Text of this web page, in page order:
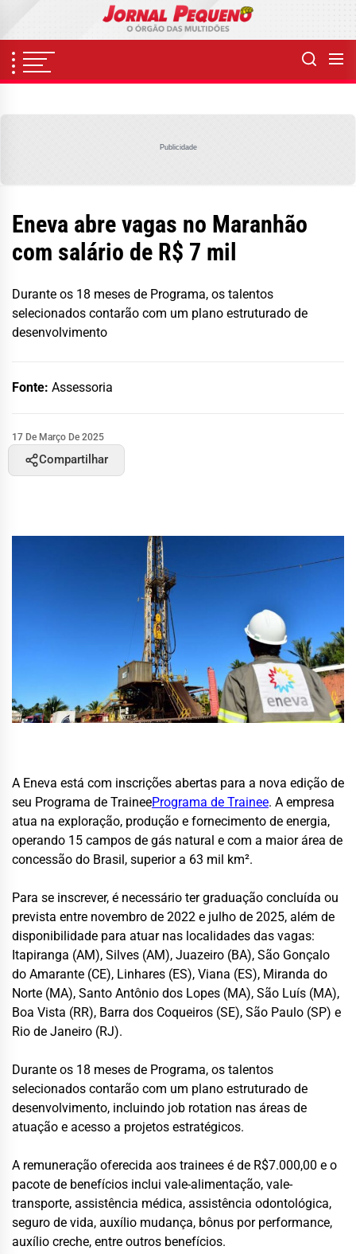
content
Publicidade
Eneva abre vagas no Maranhão
com salário de R$ 7 mil
Durante os 18 meses de Programa, os talentos
selecionados contarão com um plano estruturado de
desenvolvimento
Fonte: Assessoria
17 De Março De 2025
Compartilhar
A Eneva está com inscrições abertas para a nova edição de
seu Programa de TraineePrograma de Trainee. A empresa
atua na exploração, produção e fornecimento de energia,
operando 15 campos de gás natural e com a maior área de
concessão do Brasil, superior a 63 mil km².
Para se inscrever, é necessário ter graduação concluída ou
prevista entre novembro de 2022 e julho de 2025, além de
disponibilidade para atuar nas localidades das vagas:
Itapiranga (AM), Silves (AM), Juazeiro (BA), São Gonçalo
do Amarante (CE), Linhares (ES), Viana (ES), Miranda do
Norte (MA), Santo Antônio dos Lopes (MA), São Luís (MA),
Boa Vista (RR), Barra dos Coqueiros (SE), São Paulo (SP) e
Rio de Janeiro (RJ).
Durante os 18 meses de Programa, os talentos
selecionados contarão com um plano estruturado de
desenvolvimento, incluindo job rotation nas áreas de
atuação e acesso a projetos estratégicos.
A remuneração oferecida aos trainees é de R$7.000,00 e o
pacote de benefícios inclui vale-alimentação, vale-
transporte, assistência médica, assistência odontológica,
seguro de vida, auxílio mudança, bônus por performance,
auxílio creche, entre outros benefícios.